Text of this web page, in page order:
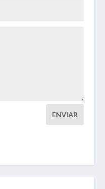
ENVIAR